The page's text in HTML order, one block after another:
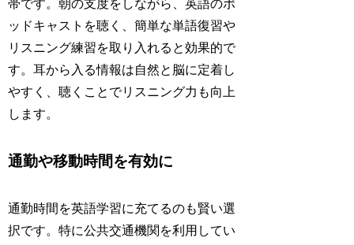
帯です。朝の支度をしながら、英語のポ
ッドキャストを聴く、簡単な単語復習や
リスニング練習を取り入れると効果的で
す。耳から入る情報は自然と脳に定着し
やすく、聴くことでリスニング力も向上
します。
通勤や移動時間を有効に
通勤時間を英語学習に充てるのも賢い選
択です。特に公共交通機関を利用してい